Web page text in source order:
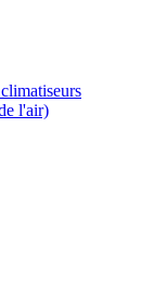
l'air)